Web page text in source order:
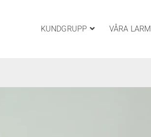
KUNDGRUPP VÅRA LARM